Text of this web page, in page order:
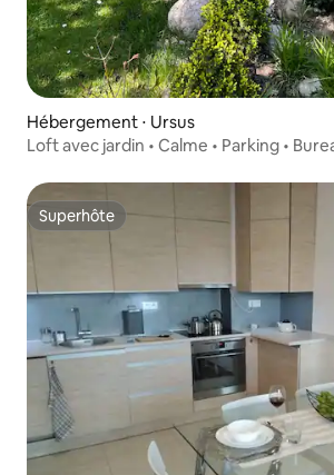
Hébergement ⋅ Ursus
Loft avec jardin • Calme • Parking •
Superhôte
Superhôte